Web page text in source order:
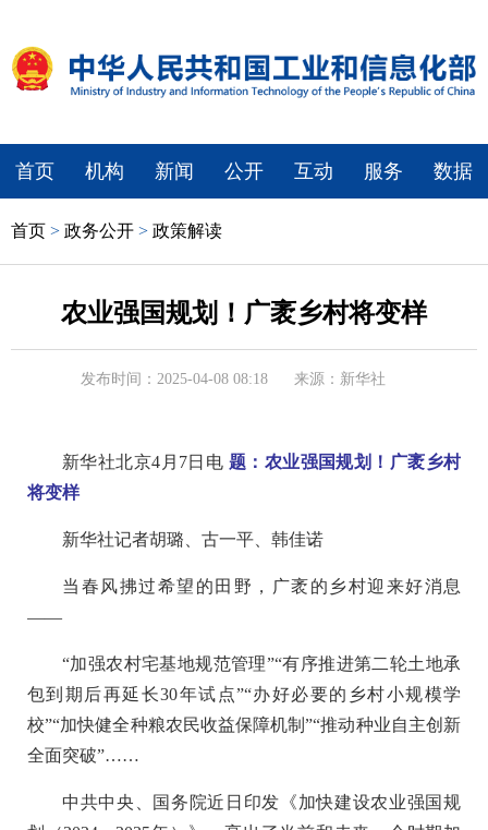
首页 机构 新闻 公开 互动 服务 数据
首页 > 政务公开 > 政策解读
农业强国规划！广袤乡村将变样
发布时间：2025-04-08 08:18 来源：新华社
新华社北京4月7日电 题：农业强国规划！广袤乡村
将变样
新华社记者胡璐、古一平、韩佳诺
当春风拂过希望的田野，广袤的乡村迎来好消息
——
“加强农村宅基地规范管理”“有序推进第二轮土地承
包到期后再延长30年试点”“办好必要的乡村小规模学
校”“加快健全种粮农民收益保障机制”“推动种业自主创新
全面突破”……
中共中央、国务院近日印发《加快建设农业强国规